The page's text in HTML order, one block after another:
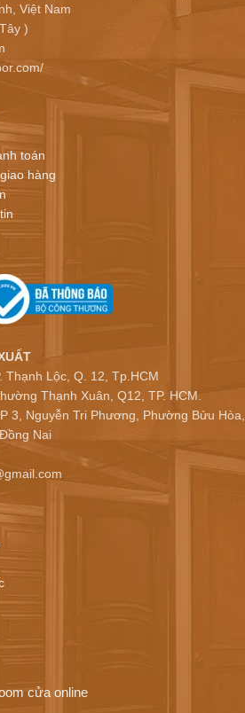
Việt Nam
)
toán
hàng
Thạnh Lộc, Q. 12, Tp.HCM
Thạnh Xuân, Q12, TP. HCM.
3, Nguyễn Tri Phương, Phường Bửu Hòa,
Nai
cửa online